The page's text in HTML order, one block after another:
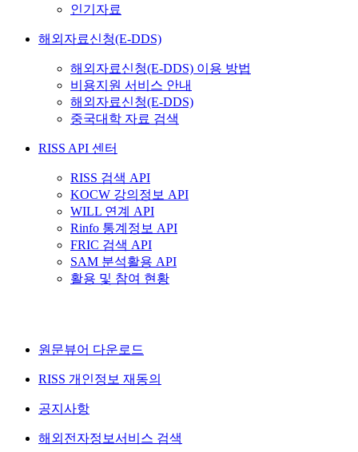
인기자료
해외자료신청(E-DDS)
해외자료신청(E-DDS) 이용 방법
비용지원 서비스 안내
해외자료신청(E-DDS)
중국대학 자료 검색
RISS API 센터
RISS 검색 API
KOCW 강의정보 API
WILL 연계 API
Rinfo 통계정보 API
FRIC 검색 API
SAM 분석활용 API
활용 및 참여 현황
원문뷰어 다운로드
RISS 개인정보 재동의
공지사항
해외전자정보서비스 검색